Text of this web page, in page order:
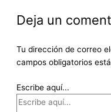
Deja un
Tu dirección de correo
campos obligatorios
Escribe aquí...